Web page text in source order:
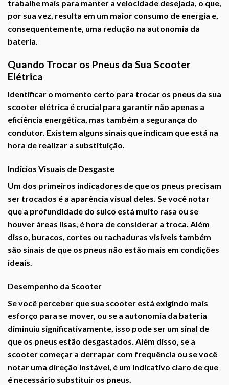
trabalhe mais para manter a velocidade desejada, o que,
por sua vez, resulta em um maior consumo de energia e,
consequentemente, uma redução na autonomia da
bateria.
Quando Trocar os Pneus da Sua Scooter
Elétrica
Identificar o momento certo para trocar os pneus da sua
scooter elétrica é crucial para garantir não apenas a
eficiência energética, mas também a segurança do
condutor. Existem alguns sinais que indicam que está na
hora de realizar a substituição.
Indícios Visuais de Desgaste
Um dos primeiros indicadores de que os pneus precisam
ser trocados é a aparência visual deles. Se você notar
que a profundidade do sulco está muito rasa ou se
houver áreas lisas, é hora de considerar a troca. Além
disso, buracos, cortes ou rachaduras visíveis também
são sinais de que os pneus não estão mais em condições
ideais.
Desempenho da Scooter
Se você perceber que sua scooter está exigindo mais
esforço para se mover, ou se a autonomia da bateria
diminuiu significativamente, isso pode ser um sinal de
que os pneus estão desgastados. Além disso, se a
scooter começar a derrapar com frequência ou se você
notar uma direção instável, é um indicativo claro de que
é necessário substituir os pneus.